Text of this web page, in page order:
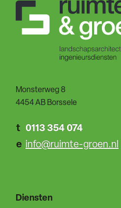
Monsterweg 8
4454 AB Borssele
t 0113 354 074
e info@ruimte-groen.nl
Diensten